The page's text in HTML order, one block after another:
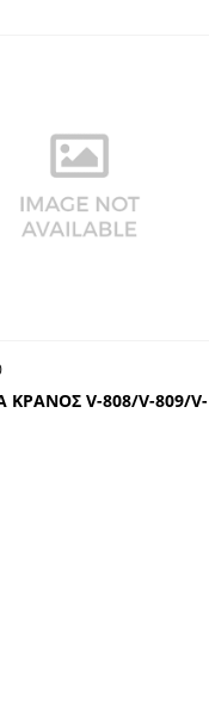
ΚΡΑΝΟΣ V-808/V-809/V-